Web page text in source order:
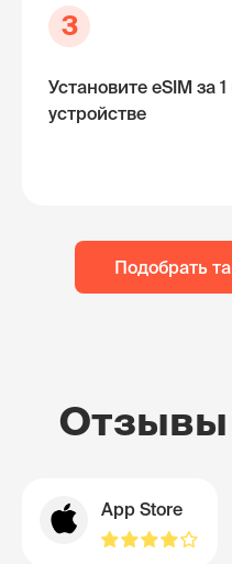
3
Установите eSIM за
устройстве
Подобрать
Отзывы
App Store